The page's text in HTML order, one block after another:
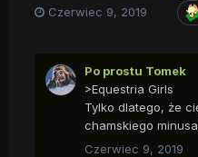
CZEKAŁEM NA TO TAK
Czerwiec 9, 2019
Po prostu Tomek
>Equestria Girls
Tylko dlatego, że
chamskiego
Czerwiec 9, 2019